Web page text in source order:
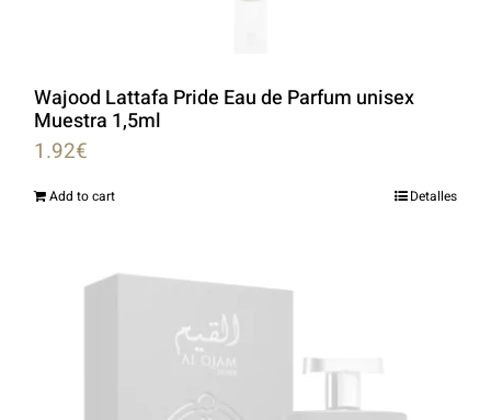
Wajood Lattafa Pride Eau de Parfum unisex
Muestra 1,5ml
1.92€
Add to cart Detalles